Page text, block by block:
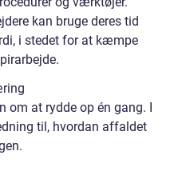
kan bruge deres tid
i stedet for at kæmpe
om at rydde op én gang. I
til, hvordan affaldet